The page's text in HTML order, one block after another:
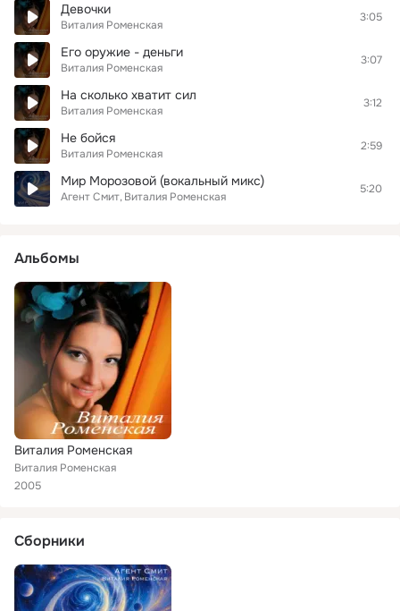
Девочки
Виталия Роменская
3:05
Его оружие - деньги
Виталия Роменская
3:07
На сколько хватит сил
Виталия Роменская
3:12
Не бойся
Виталия Роменская
2:59
Мир Морозовой (вокальный микс)
Агент Смит Виталия Роменская
5:20
Альбомы
Виталия Роменская
Виталия Роменская
2005
Сборники